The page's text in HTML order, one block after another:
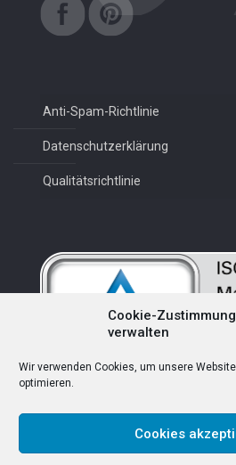
Cookie-Zustimmung
verwalten
Wir verwenden Cookies, um unsere
optimieren.
Cookies
Anti-Spam-Richtlinie
Datenschutzerklärung
Qualitätsrichtlinie
Deutsch